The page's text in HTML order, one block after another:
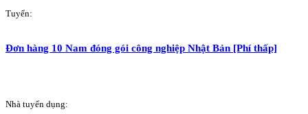
Tuyển:
Đơn hàng 10 Nam đóng gói công nghiệp Nhật Bản [Phí thấp]
Nhà tuyển dụng: